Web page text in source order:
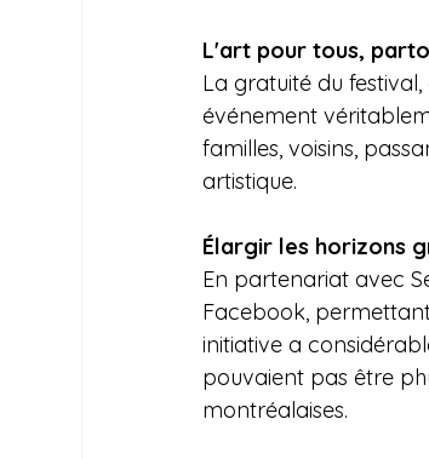
L'art pour tous,
La gratuité du
événement
familles, voisins,
artistique.
Élargir les horizons
En partenariat avec
Facebook,
initiative a
pouvaient pas être
montréalaises.